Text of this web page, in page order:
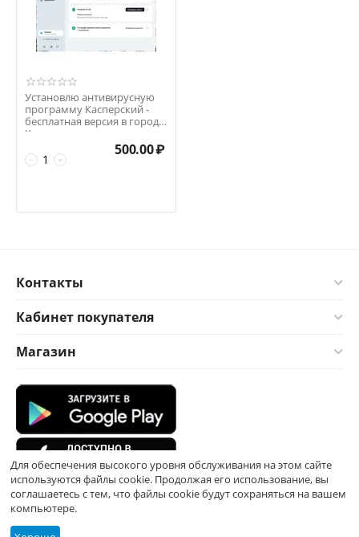
Установлю антивирусную
программу Касперский -
бесплатная версия в городе
Курган
+
−
500.00₽
Контакты
Кабинет покупателя
Магазин
Для обеспечения высокого уровня обслуживания на этом сайте
используются файлы cookie. Продолжая его использование, вы
соглашаетесь с тем, что файлы cookie будут сохраняться на вашем
компьютере.